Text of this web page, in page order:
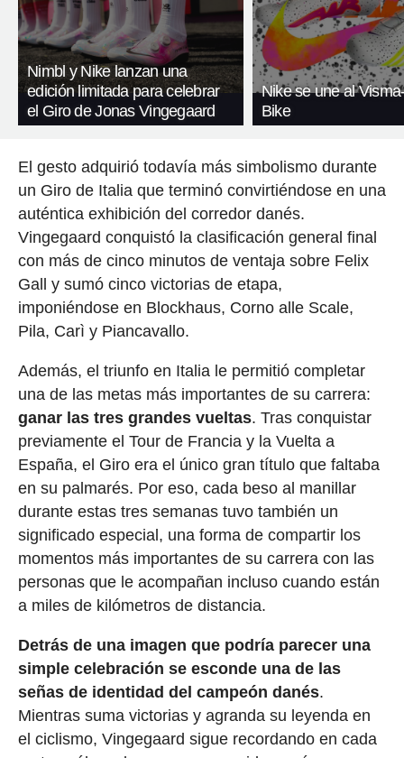
Nimbl y Nike lanzan una
edición limitada para celebrar
el Giro de Jonas Vingegaard
Nike se une al
Bike
El gesto adquirió todavía más simbolismo durante
un Giro de Italia que terminó convirtiéndose en una
auténtica exhibición del corredor danés.
Vingegaard conquistó la clasificación general final
con más de cinco minutos de ventaja sobre Felix
Gall y sumó cinco victorias de etapa,
imponiéndose en Blockhaus, Corno alle Scale,
Pila, Carì y Piancavallo.
Además, el triunfo en Italia le permitió completar
una de las metas más importantes de su carrera:
ganar las tres grandes vueltas. Tras conquistar
previamente el Tour de Francia y la Vuelta a
España, el Giro era el único gran título que faltaba
en su palmarés. Por eso, cada beso al manillar
durante estas tres semanas tuvo también un
significado especial, una forma de compartir los
momentos más importantes de su carrera con las
personas que le acompañan incluso cuando están
a miles de kilómetros de distancia.
Detrás de una imagen que podría parecer una
simple celebración se esconde una de las
señas de identidad del campeón danés.
Mientras suma victorias y agranda su leyenda en
el ciclismo, Vingegaard sigue recordando en cada